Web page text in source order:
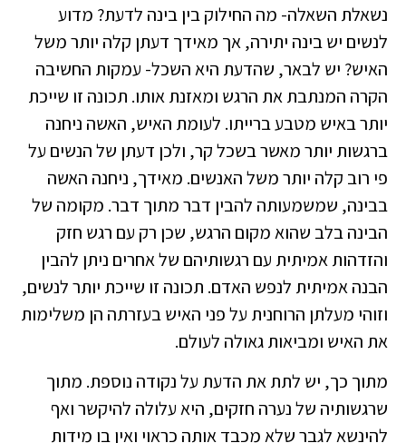
נשאלת השאלה- מה החילוק בין בינה לדעת? מדוע
לנשים יש בינה יתירה, אך מאידך דעתן קלה יותר משל
האיש? יש לבאר, שהדעת היא השכל- עמקות החשיבה
הקרה המנתבת את הרגש ומאזנת אותו. תכונה זו שייכת
יותר באיש מטבע ברייתו. לעומת האיש, האשה ניחנה
ברגשות יותר מאשר בשכל קר, ולכן דעתן של הנשים על
פי רוב קלה יותר משל האנשים. מאידך, ניחנה האשה
בבינה, שמשמעותה להבין דבר מתוך דבר. מקומה של
הבינה בלב שהוא מקום הרגש, שכן רק עם רגש חזק
והזדהות אמיתית עם רגשותיהם של אחרים ניתן להבין
הבנה אמיתית לנפש האדם. תכונה זו שייכת יותר לנשים,
וזוהי מעלתן הרוחנית על פני האיש בעזרתה הן משלימות
את האיש ומביאות גאולה לעולם.
מתוך כך, יש לתת את הדעת על נקודה נוספת. מתוך
שרגשותיה של נערה חזקים, היא עלולה להיקשר ואף
להינשא לגבר שלא מכבד אותה כראוי ואין בו מידות